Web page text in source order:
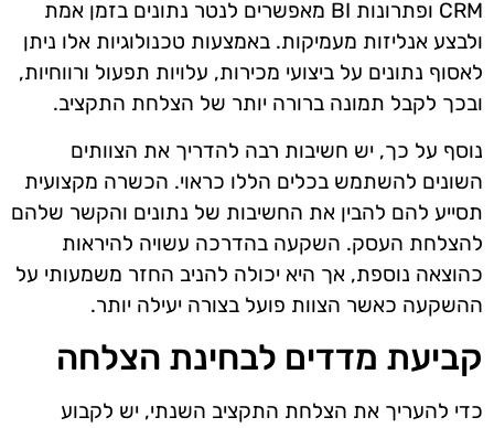
CRM ופתרונות BI מאפשרים לנטר נתונים בזמן אמת
ולבצע אנליזות מעמיקות. באמצעות טכנולוגיות אלו ניתן
לאסוף נתונים על ביצועי מכירות, עלויות תפעול ורווחיות,
ובכך לקבל תמונה ברורה יותר של הצלחת התקציב.
נוסף על כך, יש חשיבות רבה להדריך את הצוותים
השונים להשתמש בכלים הללו כראוי. הכשרה מקצועית
תסייע להם להבין את החשיבות של נתונים והקשר שלהם
להצלחת העסק. השקעה בהדרכה עשויה להיראות
כהוצאה נוספת, אך היא יכולה להניב החזר משמעותי על
ההשקעה כאשר הצוות פועל בצורה יעילה יותר.
קביעת מדדים לבחינת הצלחה
כדי להעריך את הצלחת התקציב השנתי, יש לקבוע